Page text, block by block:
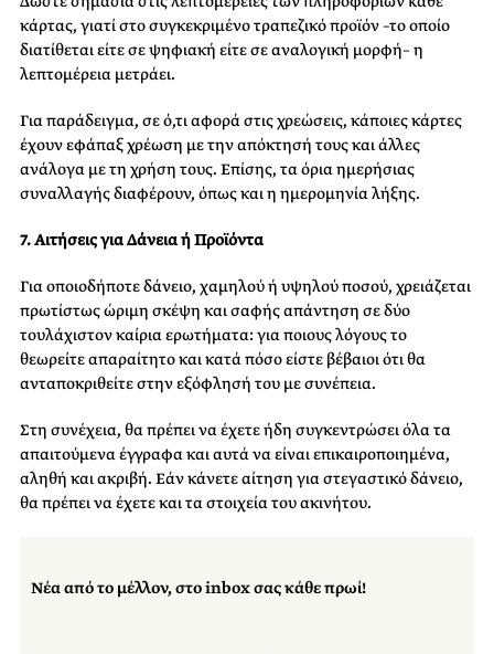
κάρτας, γιατί στο συγκεκριμένο τραπεζικό προϊόν –το οποίο
διατίθεται είτε σε ψηφιακή είτε σε αναλογική μορφή– η
λεπτομέρεια μετράει.
Για παράδειγμα, σε ό,τι αφορά στις χρεώσεις, κάποιες κάρτες
έχουν εφάπαξ χρέωση με την απόκτησή τους και άλλες
ανάλογα με τη χρήση τους. Επίσης, τα όρια ημερήσιας
συναλλαγής διαφέρουν, όπως και η ημερομηνία λήξης.
7. Αιτήσεις για Δάνεια ή Προϊόντα
Για οποιοδήποτε δάνειο, χαμηλού ή υψηλού ποσού, χρειάζεται
πρωτίστως ώριμη σκέψη και σαφής απάντηση σε δύο
τουλάχιστον καίρια ερωτήματα: για ποιους λόγους το
θεωρείτε απαραίτητο και κατά πόσο είστε βέβαιοι ότι θα
ανταποκριθείτε στην εξόφλησή του με συνέπεια.
Στη συνέχεια, θα πρέπει να έχετε ήδη συγκεντρώσει όλα τα
απαιτούμενα έγγραφα και αυτά να είναι επικαιροποιημένα,
αληθή και ακριβή. Εάν κάνετε αίτηση για στεγαστικό δάνειο,
θα πρέπει να έχετε και τα στοιχεία του ακινήτου.
Νέα από το μέλλον, στο inbox σας κάθε πρωί!